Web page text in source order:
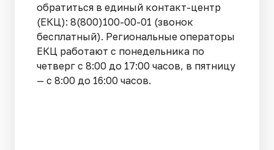
обратиться в единый контакт-центр
(ЕКЦ): 8(800)100-00-01 (звонок
бесплатный). Региональные операторы
ЕКЦ работают с понедельника по
четверг с 8:00 до 17:00 часов, в пятницу
— с 8:00 до 16:00 часов.